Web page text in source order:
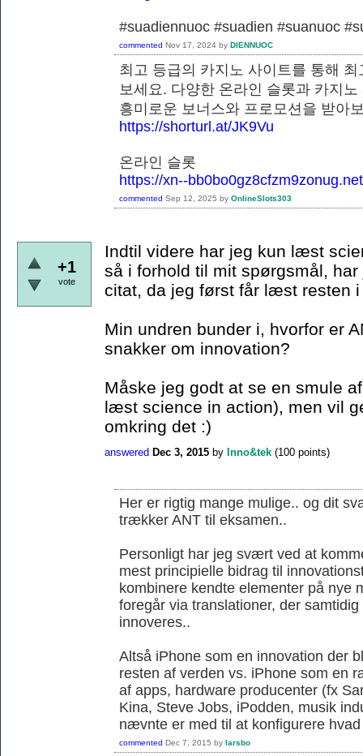
#suadiennuoc #suadien #suanuoc
commented Nov 17, 2024 by DIENNUOC
최고 등급의 카지노 사이트를 통해
보세요. 다양한 온라인 슬롯과 카지
흥미로운 보너스와 프로모션을
https://shorturl.at/JK9Vu
온라인 슬롯
https://xn--bb0bo0gz8cfzm9zonug.net
commented Sep 12, 2025 by OnlineSlots303
+1
vote
Indtil videre har jeg kun læst
så i forhold til mit spørgsmål,
citat, da jeg først får læst resten i
Min undren bunder i, hvorfor er
snakker om innovation?
Måske jeg godt at se en smule
læst science in action), men vil
omkring det :)
answered Dec 3, 2015 by Inno&tek (100 points)
Her er rigtig mange mulige.. og dit
trækker ANT til eksamen..
Personligt har jeg svært ved at
mest principielle bidrag til
kombinere kendte elementer på nye
foregår via translationer, der
innoveres..
Altså iPhone som en innovation der
resten af verden vs. iPhone som en
af apps, hardware producenter (fx
Kina, Steve Jobs, iPodden, musik
nævnte er med til at konfigurere
commented Dec 7, 2015 by larsbo